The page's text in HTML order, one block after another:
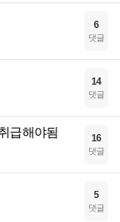
6
댓글
14
댓글
급해야됨 16
댓글
5
댓글